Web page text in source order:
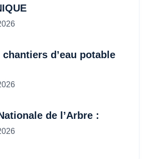
d’eau potable
de l’Arbre :